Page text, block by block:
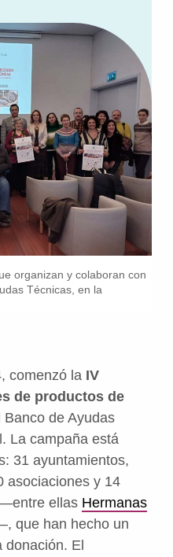
organizan y colaboran con
Técnicas, en la
comenzó la IV
de productos de
de Ayudas
La campaña está
31 ayuntamientos,
asociaciones y 14
ellas Hermanas
que han hecho un
donación. El